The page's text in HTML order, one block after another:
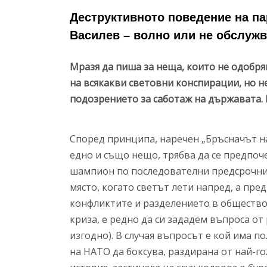
Деструктивното поведение на
Василев – волно или не
Мразя да пиша за неща, които не
на всякакви световни конспирации, но
подозрението за саботаж на
Според принципа, наречен „Бръсначът
едно и също нещо, трябва да се
шампион по последователни
място, когато светът лети напред, а
конфликтите и разделението в
криза, е редно да си зададем въпроса
изгодно). В случая въпросът е кой има
на НАТО да боксува, раздирана от най-